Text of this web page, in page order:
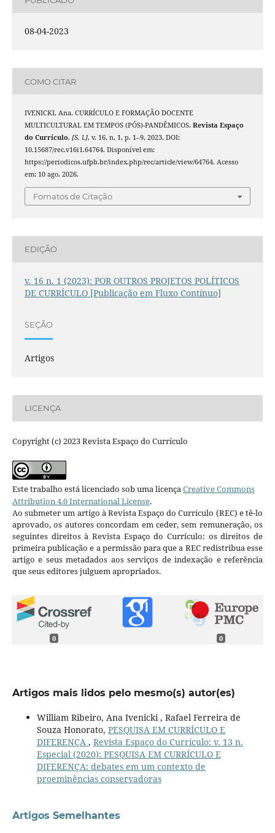
08-04-2023
COMO CITAR
IVENICKI, Ana. CURRÍCULO E FORMAÇÃO DOCENTE
MULTICULTURAL EM TEMPOS (PÓS)-PANDÊMICOS. Revista Espaço
do Currículo, [S. l.], v. 16, n. 1, p. 1–9, 2023. DOI:
10.15687/rec.v16i1.64764. Disponível em:
https://periodicos.ufpb.br/index.php/rec/article/view/64764. Acesso
em: 10 ago. 2026.
Fomatos de Citação
EDIÇÃO
v. 16 n. 1 (2023): POR OUTROS PROJETOS POLÍTICOS
DE CURRÍCULO [Publicação em Fluxo Contínuo]
SEÇÃO
Artigos
LICENÇA
Copyright (c) 2023 Revista Espaço do Currículo
Este trabalho está licenciado sob uma licençaCreative Commons
Attribution 4.0 International License.
Ao submeter um artigo à Revista Espaço do Currículo (REC) e tê-lo
aprovado, os autores concordam em ceder, sem remuneração, os
seguintes direitos à Revista Espaço do Currículo: os direitos de
primeira publicação e a permissão para que a REC redistribua esse
artigo e seus metadados aos serviços de indexação e referência
que seus editores julguem apropriados.
0 0
Artigos mais lidos pelo mesmo(s) autor(es)
William Ribeiro, Ana Ivenicki , Rafael Ferreira de
Souza Honorato, PESQUISA EM CURRÍCULO E
DIFERENÇA , Revista Espaço do Currículo: v. 13 n.
Especial (2020): PESQUISA EM CURRÍCULO E
DIFERENÇA: debates em um contexto de
proeminências conservadoras
Artigos Semelhantes